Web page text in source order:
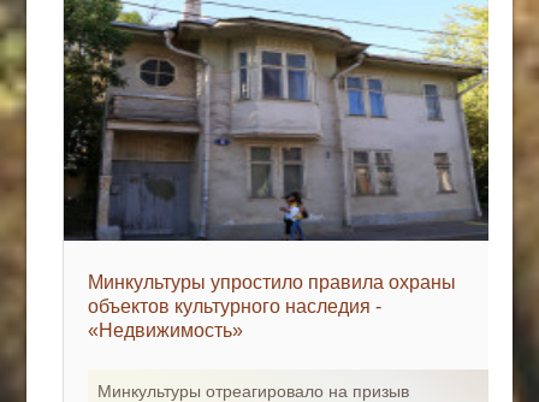
Минкультуры упростило правила охраны
объектов культурного наследия -
«Недвижимость»
Минкультуры отреагировало на призыв